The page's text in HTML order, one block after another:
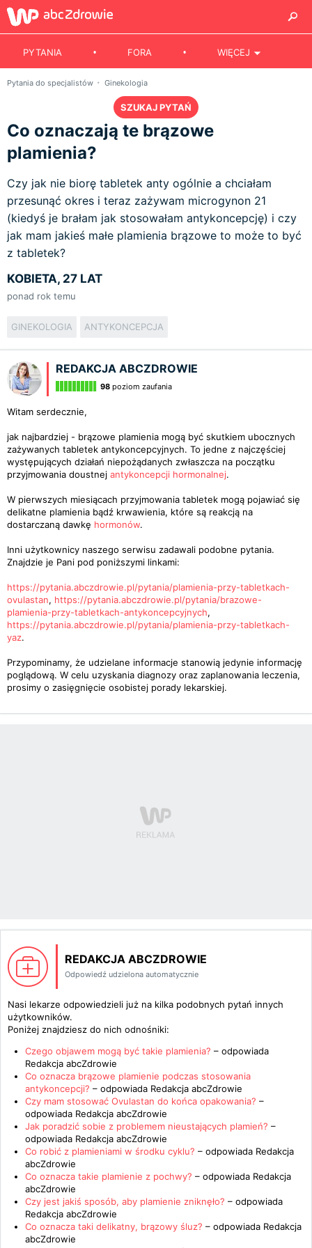
PYTANIA FORA WIĘCEJ
Pytania do specjalistów Ginekologia
SZUKAJ PYTAŃ
Co oznaczają te brązowe
plamienia?
Czy jak nie biorę tabletek anty ogólnie a chciałam
przesunąć okres i teraz zażywam microgynon 21
(kiedyś je brałam jak stosowałam antykoncepcję) i czy
jak mam jakieś małe plamienia brązowe to może to być
z tabletek?
KOBIETA, 27 LAT
ponad rok temu
GINEKOLOGIA ANTYKONCEPCJA
REDAKCJA ABCZDROWIE
98 poziom zaufania
Witam serdecznie,
jak najbardziej - brązowe plamienia mogą być skutkiem ubocznych
zażywanych tabletek antykoncepcyjnych. To jedne z najczęściej
występujących działań niepożądanych zwłaszcza na początku
przyjmowania doustnej antykoncepcji hormonalnej.
W pierwszych miesiącach przyjmowania tabletek mogą pojawiać się
delikatne plamienia bądź krwawienia, które są reakcją na
dostarczaną dawkę hormonów.
Inni użytkownicy naszego serwisu zadawali podobne pytania.
Znajdzie je Pani pod poniższymi linkami:
https://pytania.abczdrowie.pl/pytania/plamienia-przy-tabletkach-
ovulastan, https://pytania.abczdrowie.pl/pytania/brazowe-
plamienia-przy-tabletkach-antykoncepcyjnych,
https://pytania.abczdrowie.pl/pytania/plamienia-przy-tabletkach-
yaz.
Przypominamy, że udzielane informacje stanowią jedynie informację
poglądową. W celu uzyskania diagnozy oraz zaplanowania leczenia,
prosimy o zasięgnięcie osobistej porady lekarskiej.
REDAKCJA ABCZDROWIE
Odpowiedź udzielona automatycznie
Nasi lekarze odpowiedzieli już na kilka podobnych pytań innych
użytkowników.
Poniżej znajdziesz do nich odnośniki:
Czego objawem mogą być takie plamienia? – odpowiada
Redakcja abcZdrowie
Co oznacza brązowe plamienie podczas stosowania
antykoncepcji? – odpowiada Redakcja abcZdrowie
Czy mam stosować Ovulastan do końca opakowania? –
odpowiada Redakcja abcZdrowie
Jak poradzić sobie z problemem nieustających plamień? –
odpowiada Redakcja abcZdrowie
Co robić z plamieniami w środku cyklu? – odpowiada Redakcja
abcZdrowie
Co oznacza takie plamienie z pochwy? – odpowiada Redakcja
abcZdrowie
Czy jest jakiś sposób, aby plamienie zniknęło? – odpowiada
Redakcja abcZdrowie
Co oznacza taki delikatny, brązowy śluz? – odpowiada Redakcja
abcZdrowie